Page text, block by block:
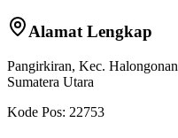
Alamat Lengkap
Pangirkiran, Kec. Halongonan
Sumatera Utara
Kode Pos: 22753